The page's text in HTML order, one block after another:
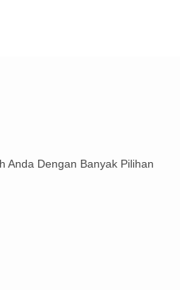
Anda Dengan Banyak Pilihan